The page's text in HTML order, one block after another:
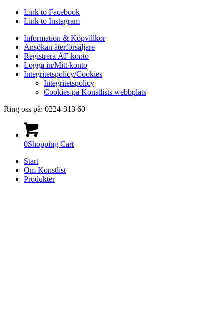
Link to Facebook
Link to Instagram
Information & Köpvillkor
Ansökan återförsäljare
Registrera ÅF-konto
Logga in/Mitt konto
Integritetspolicy/Cookies
Integritetspolicy
Cookies på Konstlists webbplats
Ring oss på: 0224-313 60
0Shopping Cart
Start
Om Konstlist
Produkter